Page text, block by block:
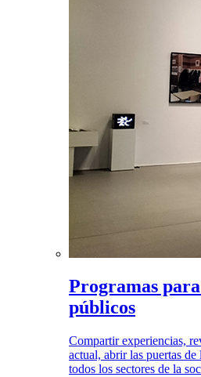
Programas
públicos
Compartir experiencias,
actual, abrir las puertas
todos los sectores de la